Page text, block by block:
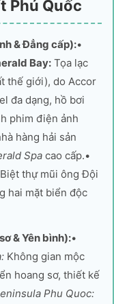
Phú Quốc
& Đẳng cấp):•
Bay: Tọa lạc
thế giới), do Accor
đa dạng, hồ bơi
phim điện ảnh
hàng hải sản
Spa cao cấp.•
Biệt thự mũi ông Đội
hai mặt biển độc
& Yên bình):•
Không gian mộc
hoang sơ, thiết kế
Phu Quoc: